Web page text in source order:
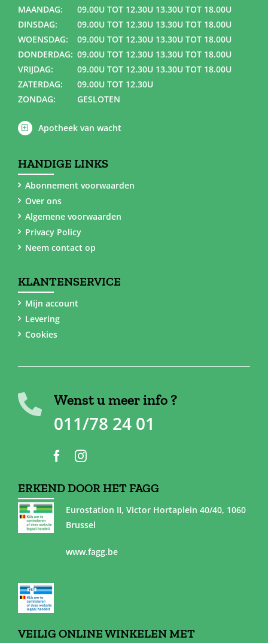
MAANDAG:
09.00U TOT 12.30U 13.30U TOT 18.00U
DINSDAG:
09.00U TOT 12.30U 13.30U TOT 18.00U
WOENSDAG:
09.00U TOT 12.30U 13.30U TOT 18.00U
DONDERDAG: 09.00U TOT 12.30U 13.30U TOT 18.00U
VRIJDAG:
09.00U TOT 12.30U 13.30U TOT 18.00U
ZATERDAG:
09.00U TOT 12.30U
ZONDAG:
GESLOTEN
Apotheek van wacht
HANDIGE LINKS
Abonnement voorwaarden
Over ons
Algemene voorwaarden
Privacy Policy
Neem contact op
KLANTENSERVICE
Mijn account
Levering
Cookies
Wenst u meer info ?
011/78 24 01
ERKEND DOOR HET FAGG
Eurostation II, Victor Hortaplein 40/40, 1060
Brussel
www.fagg.be
VEILIG ONLINE WINKELEN MET